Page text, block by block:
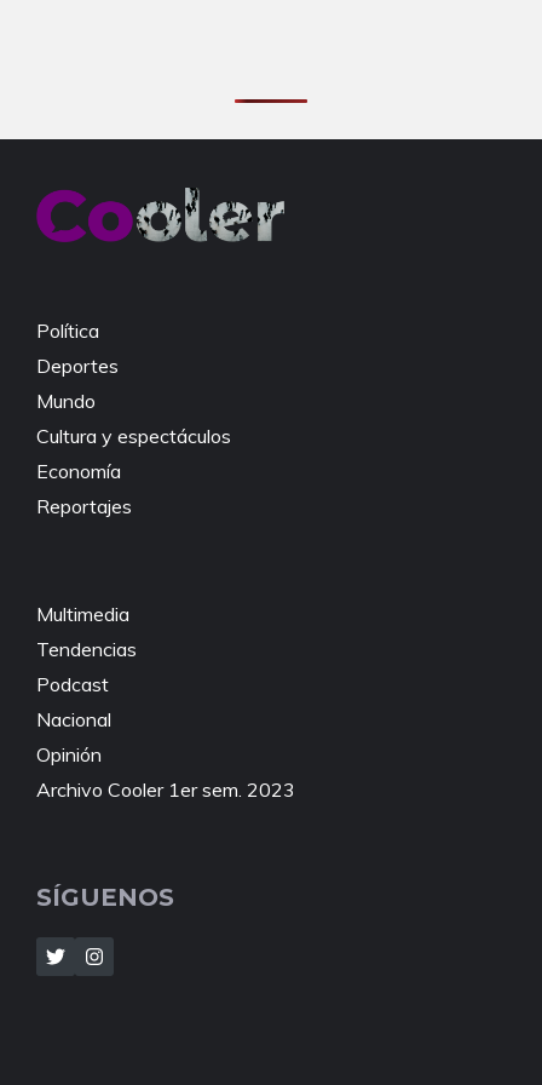
Política
Deportes
Mundo
Cultura y espectáculos
Economía
Reportajes
Multimedia
Tendencias
Podcast
Nacional
Opinión
Archivo Cooler 1er sem. 2023
SÍGUENOS